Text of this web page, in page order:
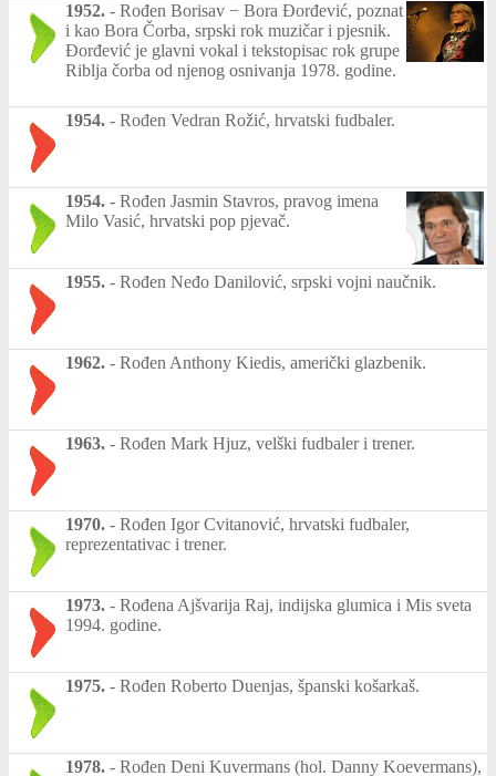
1952. - Rođen Borisav − Bora Đorđević, poznat
i kao Bora Čorba, srpski rok muzičar i pjesnik.
Đorđević je glavni vokal i tekstopisac rok grupe
Riblja čorba od njenog osnivanja 1978. godine.
1954. - Rođen Vedran Rožić, hrvatski fudbaler.
1954. - Rođen Jasmin Stavros, pravog imena
Milo Vasić, hrvatski pop pjevač.
1955. - Rođen Neđo Danilović, srpski vojni naučnik.
1962. - Rođen Anthony Kiedis, američki glazbenik.
1963. - Rođen Mark Hjuz, velški fudbaler i trener.
1970. - Rođen Igor Cvitanović, hrvatski fudbaler,
reprezentativac i trener.
1973. - Rođena Ajšvarija Raj, indijska glumica i Mis sveta
1994. godine.
1975. - Rođen Roberto Duenjas, španski košarkaš.
1978. - Rođen Deni Kuvermans (hol. Danny Koevermans),